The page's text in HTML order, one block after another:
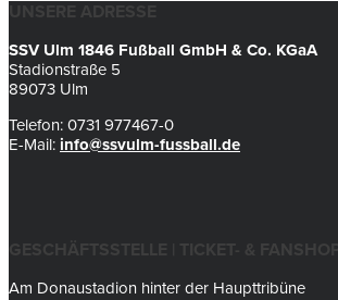
UNSERE ADRESSE
SSV Ulm 1846 Fußball GmbH & Co. KGaA
Stadionstraße 5
89073 Ulm
Telefon: 0731 977467-0
E-Mail: info@ssvulm-fussball.de
GESCHÄFTSSTELLE | TICKET- & FANSHOP
Am Donaustadion hinter der Haupttribüne